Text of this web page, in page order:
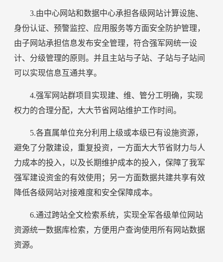
3.由中心网站和数据中心承担各级网站计算设施、
身份认证、预警监控、应用服务等方面安全防护管理，
由子网站承担信息发布安全管理，符合强军网统一设
计、分级管理的原则。并且主站与子站、子站与子站间
可以实现信息互通共享。
4.强军网站群项目实现建、维、管分工明确，实现
权力的合理分配，大大节省网站维护工作时间。
5.各直属单位充分利用上级或本级已有设施资源，
避免了分散建设，重复投资，一方面大大节省财力与人
力成本的投入，以及长期维护成本的投入，保障了我军
强军建设资金的有效使用；另一方面数据共建共享有效
降低各级网站对接难度和安全保障成本。
6.通过跨站全文检索系统，实现全军各级单位网站
资源统一数据库检索，方便用户查询使用所有网站数据
资源。